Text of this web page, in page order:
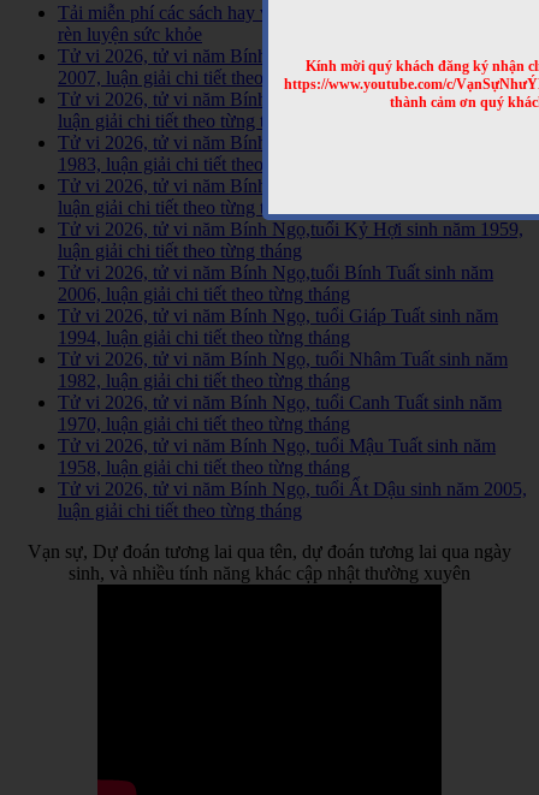
Kính mời quý khách đăng ký nhận
https://www.youtube.com/c/
thành cảm ơn quý
Tải miễn phí các sách hay về tinh hoa võ học trên Thế Giới,
rèn luyện sức khỏe
Tử vi 2026, tử vi năm Bính Ngọ,tuổi Đinh Hợi sinh năm
2007, luận giải chi tiết theo từng tháng
Tử vi 2026, tử vi năm Bính Ngọ,tuổi Ất Hợi sinh năm 1995,
luận giải chi tiết theo từng tháng
Tử vi 2026, tử vi năm Bính Ngọ,tuổi Quý Hợi sinh năm
1983, luận giải chi tiết theo từng tháng
Tử vi 2026, tử vi năm Bính Ngọ,tuổi Tân Hợi sinh năm 1971,
luận giải chi tiết theo từng tháng
Tử vi 2026, tử vi năm Bính Ngọ,tuổi Kỷ Hợi sinh năm 1959,
luận giải chi tiết theo từng tháng
Tử vi 2026, tử vi năm Bính Ngọ,tuổi Bính Tuất sinh năm
2006, luận giải chi tiết theo từng tháng
Tử vi 2026, tử vi năm Bính Ngọ, tuổi Giáp Tuất sinh năm
1994, luận giải chi tiết theo từng tháng
Tử vi 2026, tử vi năm Bính Ngọ, tuổi Nhâm Tuất sinh năm
1982, luận giải chi tiết theo từng tháng
Tử vi 2026, tử vi năm Bính Ngọ, tuổi Canh Tuất sinh năm
1970, luận giải chi tiết theo từng tháng
Tử vi 2026, tử vi năm Bính Ngọ, tuổi Mậu Tuất sinh năm
1958, luận giải chi tiết theo từng tháng
Tử vi 2026, tử vi năm Bính Ngọ, tuổi Ất Dậu sinh năm 2005,
luận giải chi tiết theo từng tháng
Vạn sự, Dự đoán tương lai qua tên, dự đoán tương lai qua ngày
sinh, và nhiều tính năng khác cập nhật thường xuyên